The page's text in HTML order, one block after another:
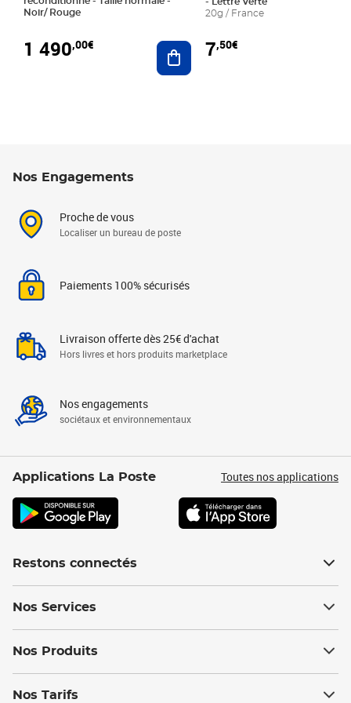
Noir/ Rouge
1 490,00€ Ajouter au panier
20g / France
7,50€
Nos Engagements
Proche de vous
Localiser un bureau de poste
Paiements 100% sécurisés
Livraison offerte dès 25€ d'achat
Hors livres et hors produits marketplace
Nos engagements
sociétaux et environnementaux
Applications La Poste Toutes nos applications
Restons connectés
Nos Services
Nos Produits
Nos Tarifs